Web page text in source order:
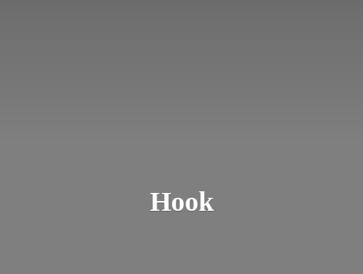
Hook